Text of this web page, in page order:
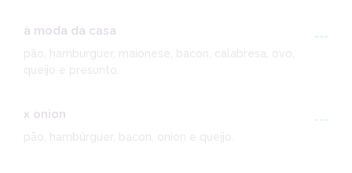
à moda da casa
---
pão, hambúrguer, maionese, bacon, calabresa, ovo,
x onion
---
pão, hambúrguer, bacon, onion e queijo.